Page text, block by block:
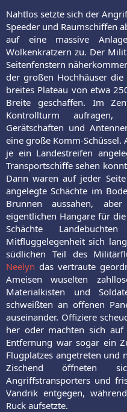
Nahtlos setzte sich der
Speeder und Raumschiffen
auf eine massive
Wolkenkratzern zu. Der
Seitenfenstern
der großen Hochhäuser
breites Plateau von etwa
Breite geschaffen. Im
Kontrollturm
Gerätschaften und
eine große Komm-Schüssel.
je ein Landestreifen
Transportschiffe sehen
Dann waren auf jeder
angelegte Schächte im
Brunnen aussahen,
eigentlichen Hangare für
Schächte
Mitfluggelegenheit sich
südlichen Teil des
Neelyn das vertraute
Ameisen wuselten
Materialkisten und
schweißten an offenen
auseinander. Offiziere
her oder machten sich auf
Entfernung war sogar ein
Flugplatzes angetreten und
Zischend öffneten
Angriffstransporters und
Vandrik entgegen,
Ruck aufsetzte.